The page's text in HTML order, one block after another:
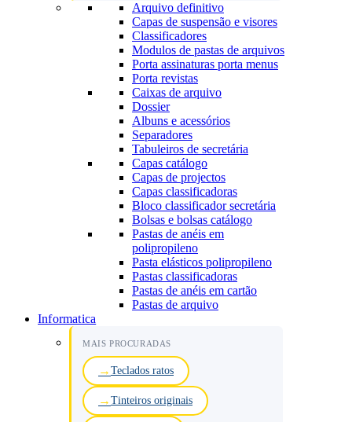
Arquivo definitivo
Capas de suspensão e visores
Classificadores
Modulos de pastas de arquivos
Porta assinaturas porta menus
Porta revistas
Caixas de arquivo
Dossier
Albuns e acessórios
Separadores
Tabuleiros de secretária
Capas catálogo
Capas de projectos
Capas classificadoras
Bloco classificador secretária
Bolsas e bolsas catálogo
Pastas de anéis em
polipropileno
Pasta elásticos polipropileno
Pastas classificadoras
Pastas de anéis em cartão
Pastas de arquivo
Informatica
MAIS PROCURADAS
Teclados ratos
Tinteiros originais